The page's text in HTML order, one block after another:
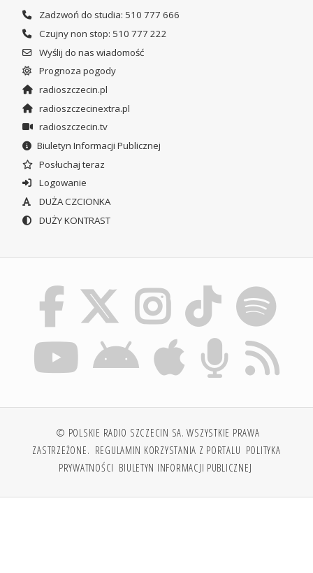
Zadzwoń do studia: 510 777 666
Czujny non stop: 510 777 222
Wyślij do nas wiadomość
Prognoza pogody
radioszczecin.pl
radioszczecinextra.pl
radioszczecin.tv
Biuletyn Informacji Publicznej
Posłuchaj teraz
Logowanie
DUŻA CZCIONKA
DUŻY KONTRAST
© POLSKIE RADIO SZCZECIN SA. WSZYSTKIE PRAWA
ZASTRZEŻONE. REGULAMIN KORZYSTANIA Z PORTALU POLITYKA
PRYWATNOŚCI BIULETYN INFORMACJI PUBLICZNEJ